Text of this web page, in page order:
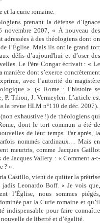
et la curie romaine.
prenant la défense d’Ignace
2007, « À nouveau des
adressées à des théologiens dont on
l’Église. Mais ils ont le grand tort
défis d’aujourd'hui et d’oser des
Le Père Congar écrivait : « Le
dont s’exerce concrètement
avec l’autorité du magistère
». (« Rome : l’histoire se
P. Tihon, J. Vermeylen. L’article est
la revue HLM n°110 de déc. 2007).
exhaustive !) de théologiens qui
dont le tort commun a été de
de leur temps. Par après, la
nommés cardinaux… Mais en
meurtris, comme Jacques Gaillot
Jacques Vallery : « Comment a-t-
? ».
Castillo, vient de quitter la prêtrise
jadis Leonardo Boff. « Je vois que,
l’Église, nous sommes piégés,
par la Curie romaine et qu’il
indispensable pour faire connaître
nouvelle de liberté et d’égalité.